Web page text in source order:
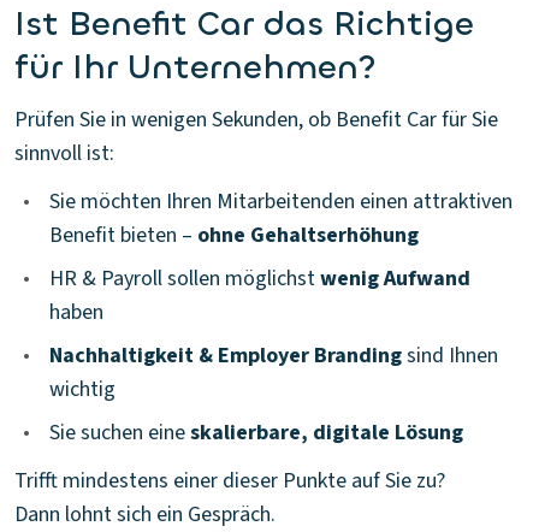
Ist Benefit Car das Richtige
für Ihr Unternehmen?
Prüfen Sie in wenigen Sekunden, ob Benefit Car für Sie
sinnvoll ist:
•
Sie möchten Ihren Mitarbeitenden einen attraktiven
Benefit bieten – ohne Gehaltserhöhung
•
HR & Payroll sollen möglichstwenig Aufwand
haben
•
Nachhaltigkeit & Employer Brandingsind Ihnen
wichtig
•
Sie suchen eineskalierbare, digitale Lösung
Trifft mindestens einer dieser Punkte auf Sie zu?
Dann lohnt sich ein Gespräch.